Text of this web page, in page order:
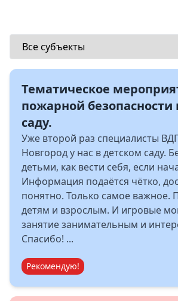
Тематическое
пожарной безопасности
саду.
Уже второй раз специалисты
Новгород у нас в детском саду.
детьми, как вести себя, если
Информация подаётся чётко,
понятно. Только самое важное.
детям и взрослым. И игровые
занятие занимательным и
Спасибо! ...
Рекомендую!